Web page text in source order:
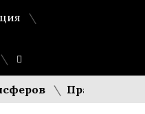
Праздник в